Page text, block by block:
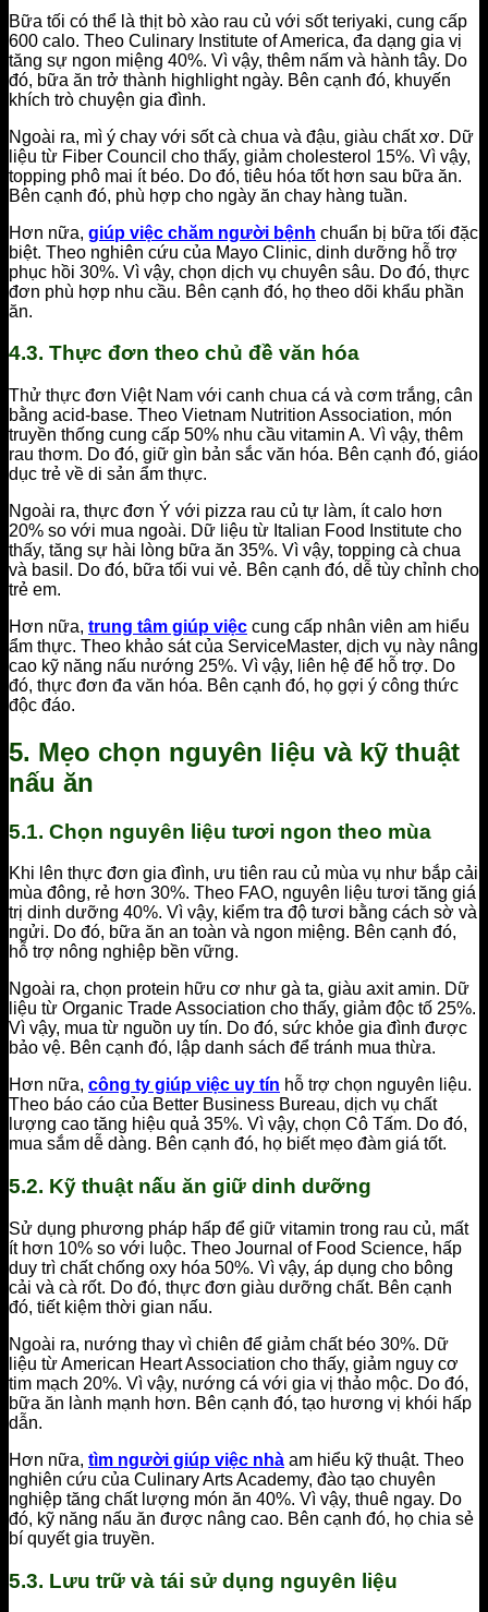
Bữa tối có thể là thịt bò xào rau củ với sốt teriyaki, cung cấp
600 calo. Theo Culinary Institute of America, đa dạng gia vị
tăng sự ngon miệng 40%. Vì vậy, thêm nấm và hành tây. Do
đó, bữa ăn trở thành highlight ngày. Bên cạnh đó, khuyến
khích trò chuyện gia đình.
Ngoài ra, mì ý chay với sốt cà chua và đậu, giàu chất xơ. Dữ
liệu từ Fiber Council cho thấy, giảm cholesterol 15%. Vì vậy,
topping phô mai ít béo. Do đó, tiêu hóa tốt hơn sau bữa ăn.
Bên cạnh đó, phù hợp cho ngày ăn chay hàng tuần.
Hơn nữa, giúp việc chăm người bệnh chuẩn bị bữa tối đặc
biệt. Theo nghiên cứu của Mayo Clinic, dinh dưỡng hỗ trợ
phục hồi 30%. Vì vậy, chọn dịch vụ chuyên sâu. Do đó, thực
đơn phù hợp nhu cầu. Bên cạnh đó, họ theo dõi khẩu phần
ăn.
4.3. Thực đơn theo chủ đề văn hóa
Thử thực đơn Việt Nam với canh chua cá và cơm trắng, cân
bằng acid-base. Theo Vietnam Nutrition Association, món
truyền thống cung cấp 50% nhu cầu vitamin A. Vì vậy, thêm
rau thơm. Do đó, giữ gìn bản sắc văn hóa. Bên cạnh đó, giáo
dục trẻ về di sản ẩm thực.
Ngoài ra, thực đơn Ý với pizza rau củ tự làm, ít calo hơn
20% so với mua ngoài. Dữ liệu từ Italian Food Institute cho
thấy, tăng sự hài lòng bữa ăn 35%. Vì vậy, topping cà chua
và basil. Do đó, bữa tối vui vẻ. Bên cạnh đó, dễ tùy chỉnh cho
trẻ em.
Hơn nữa, trung tâm giúp việc cung cấp nhân viên am hiểu
ẩm thực. Theo khảo sát của ServiceMaster, dịch vụ này nâng
cao kỹ năng nấu nướng 25%. Vì vậy, liên hệ để hỗ trợ. Do
đó, thực đơn đa văn hóa. Bên cạnh đó, họ gợi ý công thức
độc đáo.
5. Mẹo chọn nguyên liệu và kỹ thuật
nấu ăn
5.1. Chọn nguyên liệu tươi ngon theo mùa
Khi lên thực đơn gia đình, ưu tiên rau củ mùa vụ như bắp cải
mùa đông, rẻ hơn 30%. Theo FAO, nguyên liệu tươi tăng giá
trị dinh dưỡng 40%. Vì vậy, kiểm tra độ tươi bằng cách sờ và
ngửi. Do đó, bữa ăn an toàn và ngon miệng. Bên cạnh đó,
hỗ trợ nông nghiệp bền vững.
Ngoài ra, chọn protein hữu cơ như gà ta, giàu axit amin. Dữ
liệu từ Organic Trade Association cho thấy, giảm độc tố 25%.
Vì vậy, mua từ nguồn uy tín. Do đó, sức khỏe gia đình được
bảo vệ. Bên cạnh đó, lập danh sách để tránh mua thừa.
Hơn nữa, công ty giúp việc uy tín hỗ trợ chọn nguyên liệu.
Theo báo cáo của Better Business Bureau, dịch vụ chất
lượng cao tăng hiệu quả 35%. Vì vậy, chọn Cô Tấm. Do đó,
mua sắm dễ dàng. Bên cạnh đó, họ biết mẹo đàm giá tốt.
5.2. Kỹ thuật nấu ăn giữ dinh dưỡng
Sử dụng phương pháp hấp để giữ vitamin trong rau củ, mất
ít hơn 10% so với luộc. Theo Journal of Food Science, hấp
duy trì chất chống oxy hóa 50%. Vì vậy, áp dụng cho bông
cải và cà rốt. Do đó, thực đơn giàu dưỡng chất. Bên cạnh
đó, tiết kiệm thời gian nấu.
Ngoài ra, nướng thay vì chiên để giảm chất béo 30%. Dữ
liệu từ American Heart Association cho thấy, giảm nguy cơ
tim mạch 20%. Vì vậy, nướng cá với gia vị thảo mộc. Do đó,
bữa ăn lành mạnh hơn. Bên cạnh đó, tạo hương vị khói hấp
dẫn.
Hơn nữa, tìm người giúp việc nhà am hiểu kỹ thuật. Theo
nghiên cứu của Culinary Arts Academy, đào tạo chuyên
nghiệp tăng chất lượng món ăn 40%. Vì vậy, thuê ngay. Do
đó, kỹ năng nấu ăn được nâng cao. Bên cạnh đó, họ chia sẻ
bí quyết gia truyền.
5.3. Lưu trữ và tái sử dụng nguyên liệu